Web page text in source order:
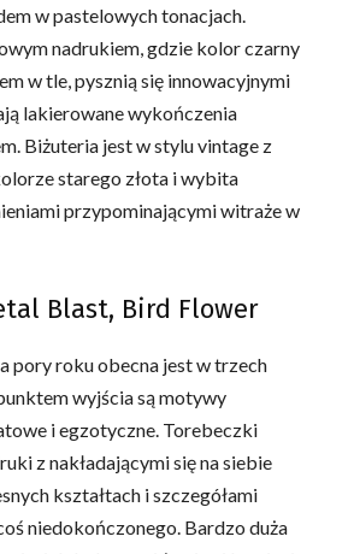
w pastelowych tonacjach.
nadrukiem, gdzie kolor czarny
w tle, pysznią się innowacyjnymi
lakierowane wykończenia
Biżuteria jest w stylu vintage z
starego złota i wybita
przypominającymi witraże w
Blast, Bird Flower
pory roku obecna jest w trzech
wyjścia są motywy
i egzotyczne. Torebeczki
z nakładającymi się na siebie
kształtach i szczegółami
niedokończonego. Bardzo duża